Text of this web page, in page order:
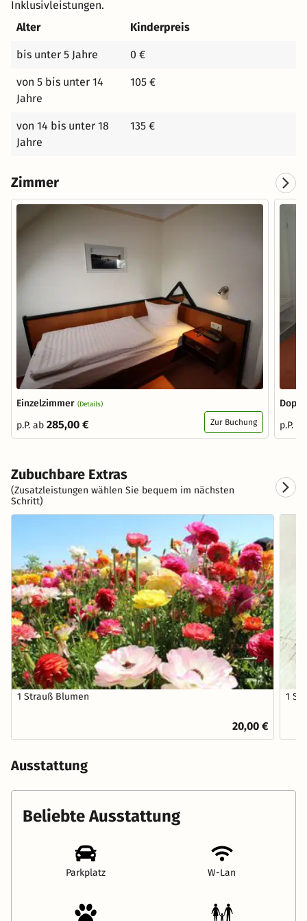
Inklusivleistungen.
Alter
Kinderpreis
bis unter 5 Jahre 0 €
von 5 bis unter 14
Jahre
105 €
von 14 bis unter 18
Jahre
135 €
Zimmer
Einzelzimmer (Details)
p.P. ab 285,00 € Zur Buchung
p.P.
Zubuchbare Extras
(Zusatzleistungen wählen Sie bequem im nächsten
Schritt)
1 Strauß Blumen
20,00 €
1
Ausstattung
Beliebte Ausstattung
Parkplatz W-Lan